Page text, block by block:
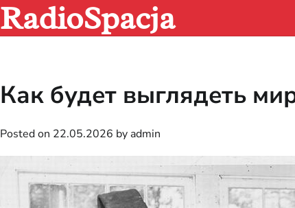
Skip
to
content
RadioSpacja
Как будет выглядеть
Posted on 22.05.2026 by admin